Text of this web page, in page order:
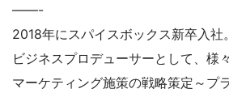
——-
2018年にスパイスボックス新卒入社。
ビジネスプロデューサーとして、様
マーケティング施策の戦略策定～プ